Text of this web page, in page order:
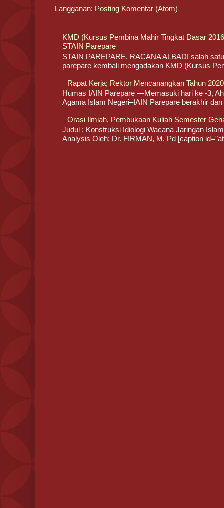
Langganan: Posting Komentar (Atom)
KMD (Kursus Pembina Mahir Tingkat Dasar
STAIN Parepare
STAIN PAREPARE. RACANA ALBADI salah
parepare kembali mengadakan KMD (Kursus
Rapat Kerja; Rektor Mencanangkan Tahun
Humas IAIN Parepare —Memasuki hari ke -3,
Agama Islam Negeri–IAIN Parepare berakhir
Orasi Ilmiah, Pembukaan Kuliah Semester
Judul : Konstruksi Idiologi Wacana Jaringan
Analysis Oleh; Dr. FIRMAN, M. Pd [caption